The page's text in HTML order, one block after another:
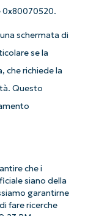
0x80070520.
schermata di
se la
che richiede la
Questo
che i
siano della
garantirne
fare ricerche
guidate
e si ha